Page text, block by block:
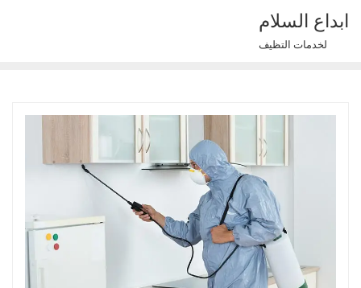
Skip
content
ابداع السلام
لخدمات التظيف